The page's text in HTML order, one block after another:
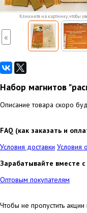
Кликните на картинку, чтобы
«
Набор магнитов
Описание товара скоро
FAQ (как заказать и
Условия доставки Условия
Зарабатывайте вместе
Оптовым покупателям
Чтобы не пропустить